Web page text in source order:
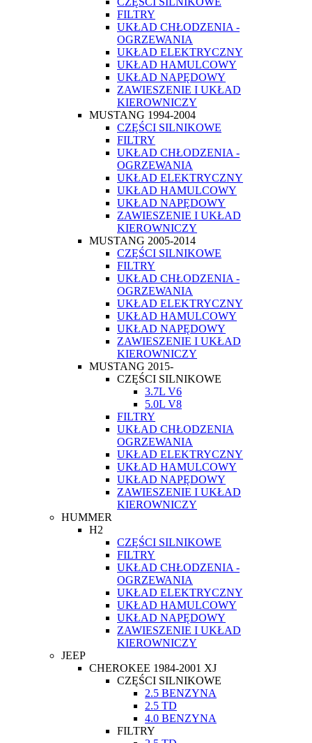
FILTRY
UKŁAD CHŁODZENIA -
OGRZEWANIA
UKŁAD ELEKTRYCZNY
UKŁAD HAMULCOWY
UKŁAD NAPĘDOWY
ZAWIESZENIE I UKŁAD
KIEROWNICZY
MUSTANG 1994-2004
CZĘŚCI SILNIKOWE
FILTRY
UKŁAD CHŁODZENIA -
OGRZEWANIA
UKŁAD ELEKTRYCZNY
UKŁAD HAMULCOWY
UKŁAD NAPĘDOWY
ZAWIESZENIE I UKŁAD
KIEROWNICZY
MUSTANG 2005-2014
CZĘŚCI SILNIKOWE
FILTRY
UKŁAD CHŁODZENIA -
OGRZEWANIA
UKŁAD ELEKTRYCZNY
UKŁAD HAMULCOWY
UKŁAD NAPĘDOWY
ZAWIESZENIE I UKŁAD
KIEROWNICZY
MUSTANG 2015-
CZĘŚCI SILNIKOWE
3.7L V6
5.0L V8
FILTRY
UKŁAD CHŁODZENIA
OGRZEWANIA
UKŁAD ELEKTRYCZNY
UKŁAD HAMULCOWY
UKŁAD NAPĘDOWY
ZAWIESZENIE I UKŁAD
KIEROWNICZY
HUMMER
H2
CZĘŚCI SILNIKOWE
FILTRY
UKŁAD CHŁODZENIA -
OGRZEWANIA
UKŁAD ELEKTRYCZNY
UKŁAD HAMULCOWY
UKŁAD NAPĘDOWY
ZAWIESZENIE I UKŁAD
KIEROWNICZY
JEEP
CHEROKEE 1984-2001 XJ
CZĘŚCI SILNIKOWE
2.5 BENZYNA
2.5 TD
4.0 BENZYNA
FILTRY